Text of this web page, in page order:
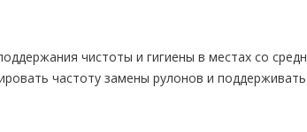
чистоты и гигиены в местах со
частоту замены рулонов и